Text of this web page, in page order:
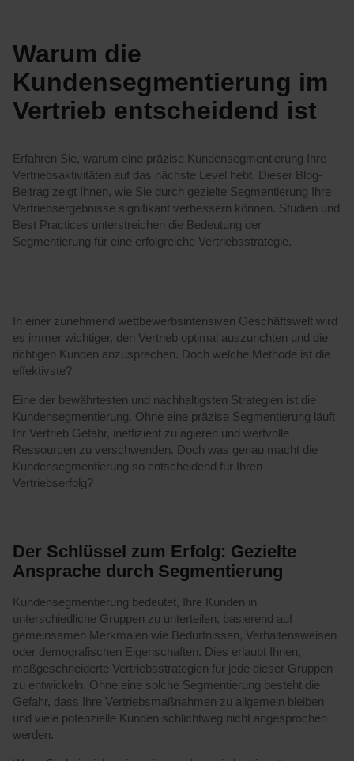
Warum die
Kundensegmentierung im
Vertrieb entscheidend ist
Erfahren Sie, warum eine präzise Kundensegmentierung Ihre
Vertriebsaktivitäten auf das nächste Level hebt. Dieser Blog-
Beitrag zeigt Ihnen, wie Sie durch gezielte Segmentierung Ihre
Vertriebsergebnisse signifikant verbessern können. Studien und
Best Practices unterstreichen die Bedeutung der
Segmentierung für eine erfolgreiche Vertriebsstrategie.
In einer zunehmend wettbewerbsintensiven Geschäftswelt wird
es immer wichtiger, den Vertrieb optimal auszurichten und die
richtigen Kunden anzusprechen. Doch welche Methode ist die
effektivste?
Eine der bewährtesten und nachhaltigsten Strategien ist die
Kundensegmentierung. Ohne eine präzise Segmentierung läuft
Ihr Vertrieb Gefahr, ineffizient zu agieren und wertvolle
Ressourcen zu verschwenden. Doch was genau macht die
Kundensegmentierung so entscheidend für Ihren
Vertriebserfolg?
Der Schlüssel zum Erfolg: Gezielte
Ansprache durch Segmentierung
Kundensegmentierung bedeutet, Ihre Kunden in
unterschiedliche Gruppen zu unterteilen, basierend auf
gemeinsamen Merkmalen wie Bedürfnissen, Verhaltensweisen
oder demografischen Eigenschaften. Dies erlaubt Ihnen,
maßgeschneiderte Vertriebsstrategien für jede dieser Gruppen
zu entwickeln. Ohne eine solche Segmentierung besteht die
Gefahr, dass Ihre Vertriebsmaßnahmen zu allgemein bleiben
und viele potenzielle Kunden schlichtweg nicht angesprochen
werden.